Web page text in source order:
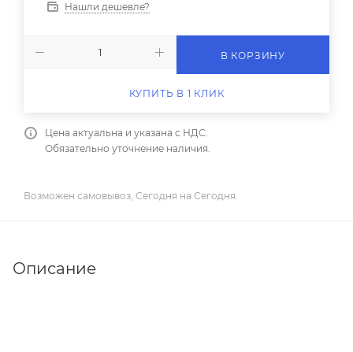
Нашли дешевле?
В КОРЗИНУ
КУПИТЬ В 1 КЛИК
Цена актуальна и указана с НДС.
Обязательно уточнение наличия.
Возможен самовывоз, Сегодня на Сегодня.
Описание